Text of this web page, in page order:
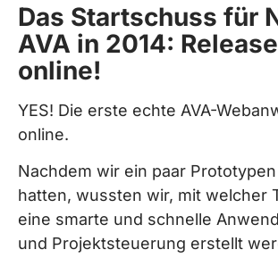
Das Startschuss für
AVA in 2014:
online!
YES! Die erste echte AVA-
online.
Nachdem wir ein paar
hatten, wussten wir, mit welcher
eine smarte und schnelle
und Projektsteuerung erstellt